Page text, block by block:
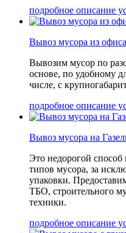
подробное описание
Вывоз мусора из офиса
Вывозим мусор по
основе, по удобному
числе, с
подробное описание
Вывоз мусора на
Это недорогой способ
типов мусора, за
упаковки.
ТБО, строительного
техники.
подробное описание